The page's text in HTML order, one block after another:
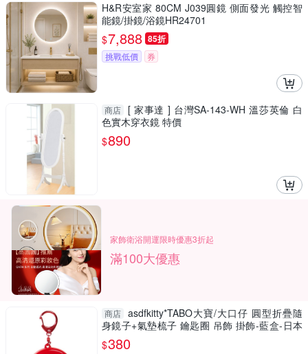
H&R安室家 80CM J039圓鏡 側面發光 觸控智
能鏡/掛鏡/浴鏡HR24701
$7,888 85折
挑戰低價 券
商店 [ 家事達 ] 台灣SA-143-WH 溫莎英倫 白
色實木穿衣鏡 特價
$890
家飾衛浴開運限時優惠3折起
滿100大優惠
商店 asdfkitty*TABO大寶/大口仔 圓型折疊隨
身鏡子+氣墊梳子 鑰匙圈 吊飾 掛飾-藍盒-日本
正版
$380